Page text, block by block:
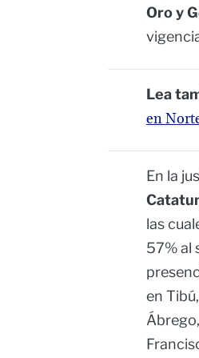
Oro y
Lea
en
En la
las
57% al
en